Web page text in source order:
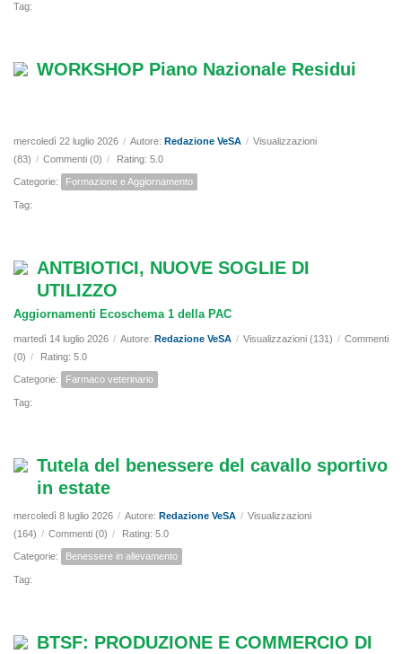
Tag:
WORKSHOP Piano Nazionale Residui
mercoledì 22 luglio 2026 / Autore: Redazione VeSA / Visualizzazioni
(83) / Commenti (0) / Rating: 5.0
Categorie: Formazione e Aggiornamento
Tag:
ANTBIOTICI, NUOVE SOGLIE DI
UTILIZZO
Aggiornamenti Ecoschema 1 della PAC
martedì 14 luglio 2026 / Autore: Redazione VeSA / Visualizzazioni (131) / Commenti
(0) / Rating: 5.0
Categorie: Farmaco veterinario
Tag:
Tutela del benessere del cavallo sportivo
in estate
mercoledì 8 luglio 2026 / Autore: Redazione VeSA / Visualizzazioni
(164) / Commenti (0) / Rating: 5.0
Categorie: Benessere in allevamento
Tag:
BTSF: PRODUZIONE E COMMERCIO DI